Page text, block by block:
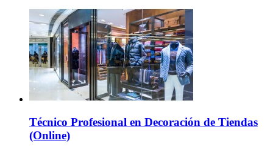
Técnico Profesional en Decoración de Tiendas
(Online)